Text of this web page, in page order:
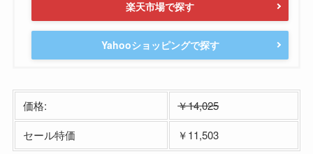
楽天市場で探す
Yahooショッピングで探す
価格:
￥14,025
セール特価
￥11,503